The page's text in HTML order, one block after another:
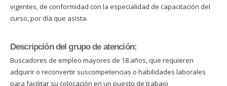
vigentes, de conformidad con la especialidad de capacitación del
curso, por día que asista.
Descripción del grupo de atención:
Buscadores de empleo mayores de 18 años, que requieren
adquirir o reconvertir suscompetencias o habilidades laborales
para facilitar su colocación en un puesto de trabajo